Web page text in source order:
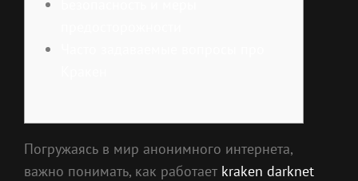
Погружаясь в мир анонимного интернета,
важно понимать, как работает kraken darknet